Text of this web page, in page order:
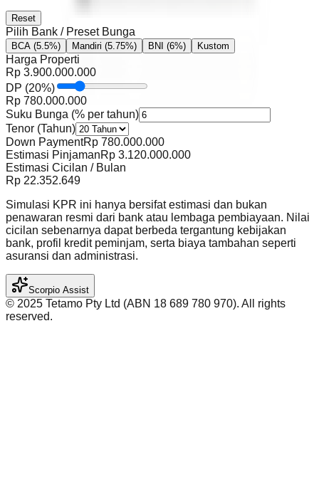
Reset
Pilih Bank / Preset Bunga
BCA (5.5%) Mandiri (5.75%) BNI (6%) Kustom
Harga Properti
Rp 3.900.000.000
DP (20%)
Rp 780.000.000
Suku Bunga (% per tahun)
Tenor (Tahun)
Down PaymentRp 780.000.000
Estimasi PinjamanRp 3.120.000.000
Estimasi Cicilan / Bulan
Rp 22.352.649
Simulasi KPR ini hanya bersifat estimasi dan bukan
penawaran resmi dari bank atau lembaga pembiayaan. Nilai
cicilan sebenarnya dapat berbeda tergantung kebijakan
bank, profil kredit peminjam, serta biaya tambahan seperti
asuransi dan administrasi.
Scorpio Assist
©️ 2025 Tetamo Pty Ltd (ABN 18 689 780 970). All rights
reserved.